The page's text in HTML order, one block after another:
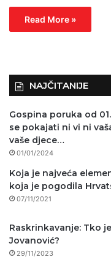
Read More »
NAJČITANIJE
Gospina poruka od
se pokajati ni vi ni
vaše djece…
01/01/2024
Koja je najveća
koja je pogodila
07/11/2021
Raskrinkavanje: Tko
Jovanović?
29/11/2023